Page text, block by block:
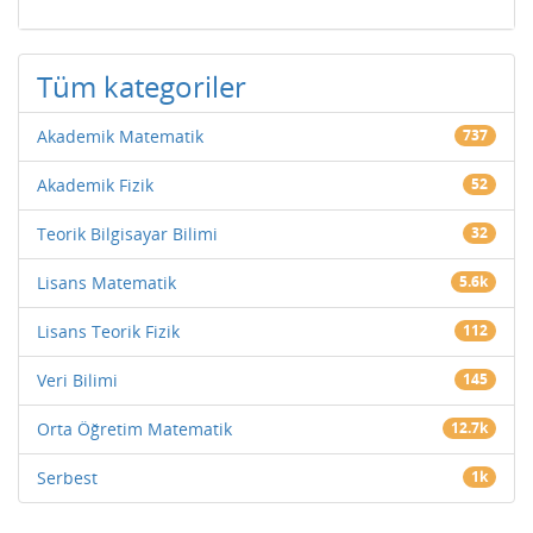
Tüm kategoriler
Akademik Matematik 737
Akademik Fizik 52
Teorik Bilgisayar Bilimi 32
Lisans Matematik 5.6k
Lisans Teorik Fizik 112
Veri Bilimi 145
Orta Öğretim Matematik 12.7k
Serbest 1k